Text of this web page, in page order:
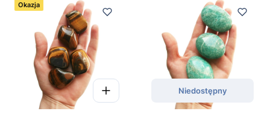
Okazja
Niedostępny